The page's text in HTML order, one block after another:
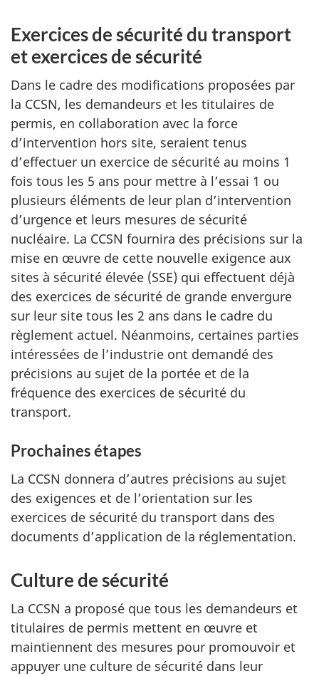
Exercices de sécurité du transport
et exercices de sécurité
Dans le cadre des modifications proposées par
la CCSN, les demandeurs et les titulaires de
permis, en collaboration avec la force
d’intervention hors site, seraient tenus
d’effectuer un exercice de sécurité au moins 1
fois tous les 5 ans pour mettre à l’essai 1 ou
plusieurs éléments de leur plan d’intervention
d’urgence et leurs mesures de sécurité
nucléaire. La CCSN fournira des précisions sur la
mise en œuvre de cette nouvelle exigence aux
sites à sécurité élevée (SSE) qui effectuent déjà
des exercices de sécurité de grande envergure
sur leur site tous les 2 ans dans le cadre du
règlement actuel. Néanmoins, certaines parties
intéressées de l’industrie ont demandé des
précisions au sujet de la portée et de la
fréquence des exercices de sécurité du
transport.
Prochaines étapes
La CCSN donnera d’autres précisions au sujet
des exigences et de l’orientation sur les
exercices de sécurité du transport dans des
documents d’application de la réglementation.
Culture de sécurité
La CCSN a proposé que tous les demandeurs et
titulaires de permis mettent en œuvre et
maintiennent des mesures pour promouvoir et
appuyer une culture de sécurité dans leur